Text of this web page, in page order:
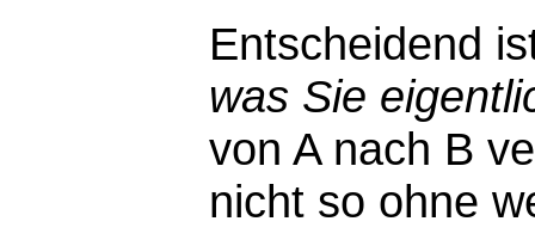
Entscheidend
was Sie
von A nach B
nicht so ohne